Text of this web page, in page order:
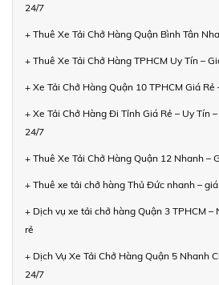
24/7
+ Thuê Xe Tải Chở Hàng Quận Bình Tân
+ Thuê Xe Tải Chở Hàng TPHCM Uy Tín –
+ Xe Tải Chở Hàng Quận 10 TPHCM Giá Rẻ
+ Xe Tải Chở Hàng Đi Tỉnh Giá Rẻ – Uy Tín
24/7
+ Thuê Xe Tải Chở Hàng Quận 12 Nhanh –
+ Thuê xe tải chở hàng Thủ Đức nhanh –
+ Dịch vụ xe tải chở hàng Quận 3 TPHCM
rẻ
+ Dịch Vụ Xe Tải Chở Hàng Quận 5 Nhanh
24/7